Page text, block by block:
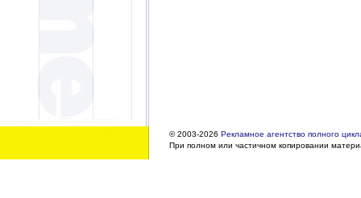
© 2003-2026 Рекламное агентство полного
При полном или частичном копировании